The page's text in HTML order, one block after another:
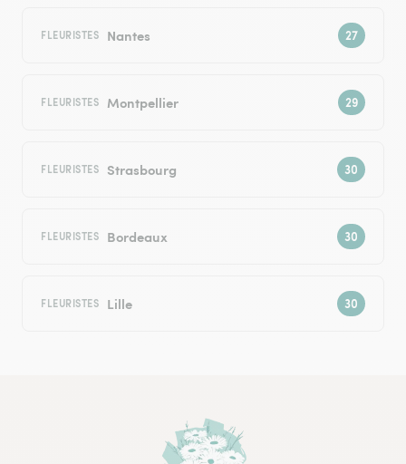
FLEURISTES Nantes
FLEURISTES Montpellier
FLEURISTES Strasbourg
FLEURISTES Bordeaux
FLEURISTES Lille